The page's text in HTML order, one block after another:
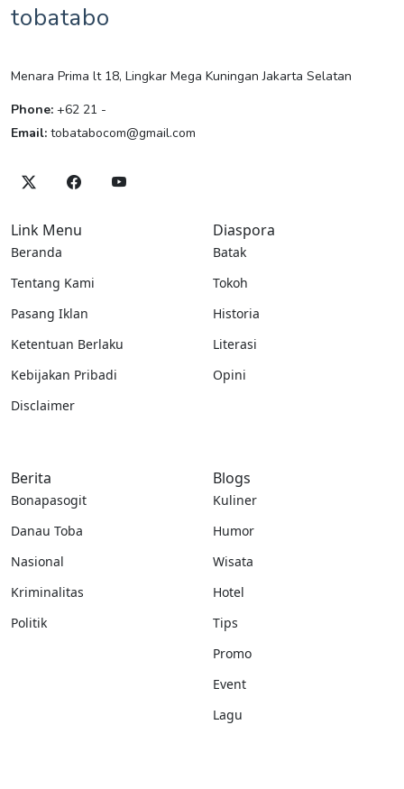
tobatabo
Menara Prima lt 18, Lingkar Mega Kuningan Jakarta Selatan
Phone: +62 21 -
Email: tobatabocom@gmail.com
Link Menu
Beranda
Tentang Kami
Pasang Iklan
Ketentuan Berlaku
Kebijakan Pribadi
Disclaimer
Diaspora
Batak
Tokoh
Historia
Literasi
Opini
Berita
Bonapasogit
Danau Toba
Nasional
Kriminalitas
Politik
Blogs
Kuliner
Humor
Wisata
Hotel
Tips
Promo
Event
Lagu